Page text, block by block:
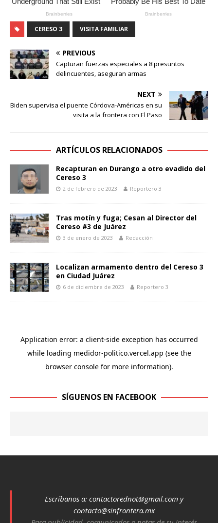
CERESO 3 VISITA FAMILIAR
PREVIOUS
Capturan fuerzas especiales a 8 presuntos
delincuentes, aseguran armas
NEXT
Biden supervisa el puente Córdova-Américas en su
visita a la frontera con El Paso
ARTÍCULOS RELACIONADOS
Recapturan en Durango a otro evadido del
Cereso 3
2 de febrero de 2023 Reportero 3
Tras motín y fuga; Cesan al Director del
Cereso #3 de Juárez
3 de enero de 2023 Redacción
Localizan armamento dentro del Cereso 3
en Ciudad Juárez
6 de diciembre de 2023 Reportero 3
SÍGUENOS EN FACEBOOK
Escríbanos a: contactorednot@gmail.comy
contacto@sinfrontera.mx